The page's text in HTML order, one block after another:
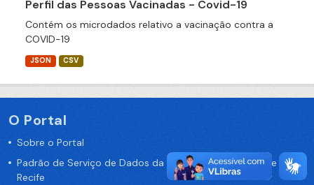
Perfil das Pessoas Vacinadas - Covid-19
Contém os microdados relativo a vacinação contra a
COVID-19
JSON CSV
O Portal
Sobre o Portal
Padrão de Serviço de Dados da Prefeitura da Cidade de
Recife